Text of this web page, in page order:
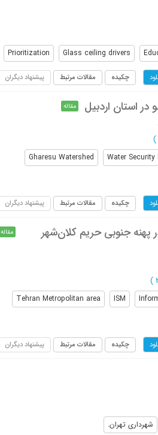
Glass ceiling drivers
Prioritization
چکیده مقالات مرتبط پیشنهاد دیگران
مقاله
)
Water Security
Gharesu Watershed
چکیده مقالات مرتبط پیشنهاد دیگران
جنوبی حریم کلان‌شهر
مقاله
)
ISM
Tehran Metropolitan area
چکیده مقالات مرتبط پیشنهاد دیگران
شهرداری تهران.